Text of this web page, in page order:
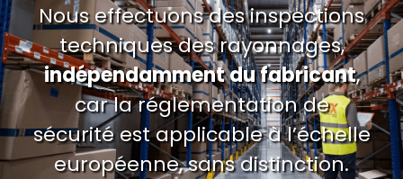
Nous effectuons des inspections
techniques des rayonnages,
indépendamment du fabricant,
car la réglementation de
sécurité est applicable à l’échelle
européenne, sans distinction.